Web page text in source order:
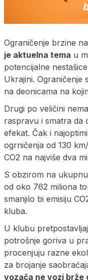
Ograničenje brzine
je aktuelna tema u
potencijalne
Ukrajini. Ograničenje
na deonicama na
Drugi po veličini
raspravu i smatra da
efekat. Čak i
ogrničenja od 130
CO2 na najviše dva
S obzirom na
od oko 762 miliona
smanjilo bi emisiju
kluba.
U klubu
potrošnje goriva u
procenjuju razne
za brojanje
vozača ne vozi brže